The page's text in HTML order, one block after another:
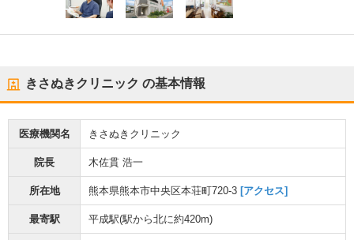
きさぬきクリニック の基本情報
医療機関名 きさぬきクリニック
院長 木佐貫 浩一
所在地 熊本県熊本市中央区本荘町720-3 [アクセス]
最寄駅 平成駅(駅から北に約420m)